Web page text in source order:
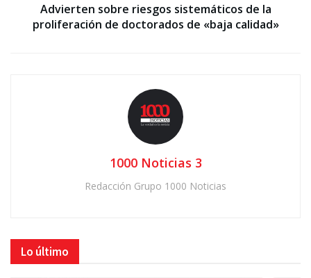
Advierten sobre riesgos sistemáticos de la
proliferación de doctorados de «baja calidad»
1000 Noticias 3
Redacción Grupo 1000 Noticias
Lo último